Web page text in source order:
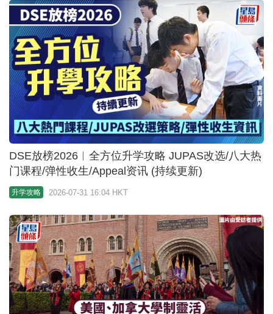
升学攻略 2026-07-31 16:04 HKT
美加升学2026︱当地学制灵活 专家教路「2+2」模式
以相对较低学费取大学学位
升学攻略 2026-07-31 15:56 HKT